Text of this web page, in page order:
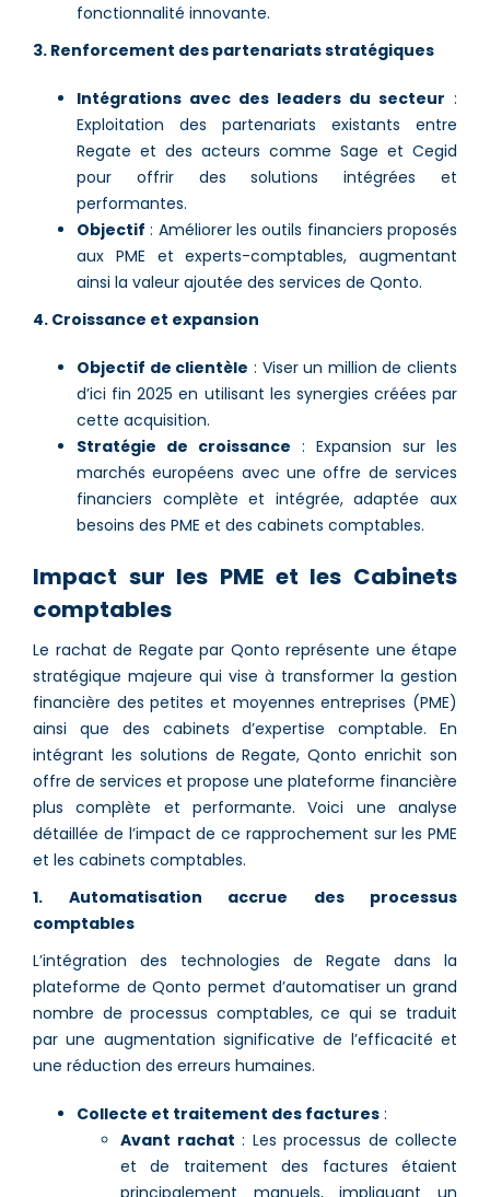
fonctionnalité innovante.
3. Renforcement des partenariats stratégiques
Intégrations avec des leaders du secteur :
Exploitation des partenariats existants entre
Regate et des acteurs comme Sage et Cegid
pour offrir des solutions intégrées et
performantes.
Objectif : Améliorer les outils financiers proposés
aux PME et experts-comptables, augmentant
ainsi la valeur ajoutée des services de Qonto.
4. Croissance et expansion
Objectif de clientèle : Viser un million de clients
d’ici fin 2025 en utilisant les synergies créées par
cette acquisition.
Stratégie de croissance : Expansion sur les
marchés européens avec une offre de services
financiers complète et intégrée, adaptée aux
besoins des PME et des cabinets comptables.
Impact sur les PME et les Cabinets
comptables
Le rachat de Regate par Qonto représente une étape
stratégique majeure qui vise à transformer la gestion
financière des petites et moyennes entreprises (PME)
ainsi que des cabinets d’expertise comptable. En
intégrant les solutions de Regate, Qonto enrichit son
offre de services et propose une plateforme financière
plus complète et performante. Voici une analyse
détaillée de l’impact de ce rapprochement sur les PME
et les cabinets comptables.
1. Automatisation accrue des processus
comptables
L’intégration des technologies de Regate dans la
plateforme de Qonto permet d’automatiser un grand
nombre de processus comptables, ce qui se traduit
par une augmentation significative de l’efficacité et
une réduction des erreurs humaines.
Collecte et traitement des factures :
Avant rachat : Les processus de collecte
et de traitement des factures étaient